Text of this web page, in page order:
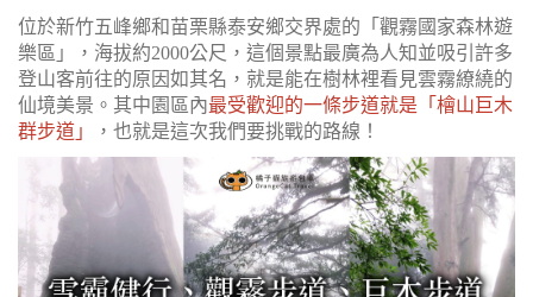
位於新竹五峰鄉和苗栗縣泰安鄉交界處的「觀霧國家森林遊
樂區」，海拔約2000公尺，這個景點最廣為人知並吸引許多
登山客前往的原因如其名，就是能在樹林裡看見雲霧繚繞的
仙境美景。其中園區內最受歡迎的一條步道就是「檜山巨木
群步道」
，也就是這次我們要挑戰的路線！